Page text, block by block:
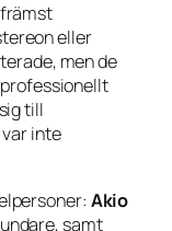
eller
men de
till
inte
Akio
samt